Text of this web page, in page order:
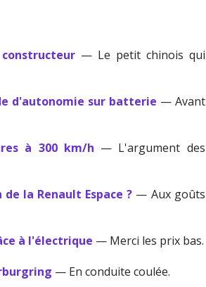
— Le petit chinois qui
d'autonomie sur batterie — Avant
à 300 km/h — L'argument des
la Renault Espace ? — Aux goûts
à l'électrique — Merci les prix bas.
— En conduite coulée.